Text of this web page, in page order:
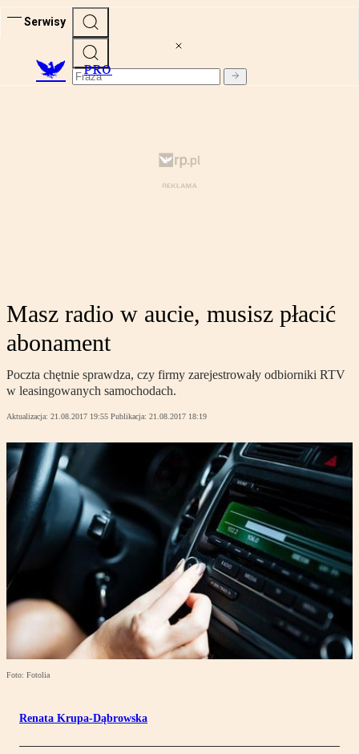
Serwisy
PRO
Masz radio w aucie, musisz płacić
abonament
Poczta chętnie sprawdza, czy firmy zarejestrowały odbiorniki RTV
w leasingowanych samochodach.
Aktualizacja: 21.08.2017 19:55 Publikacja: 21.08.2017 18:19
Foto: Fotolia
Renata Krupa-Dąbrowska